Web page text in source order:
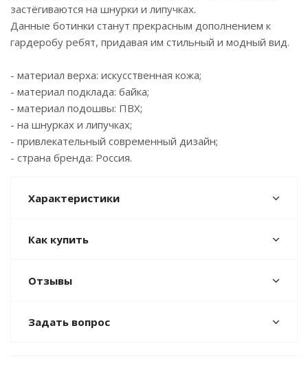
застёгиваются на шнурки и липучках.
Данные ботинки станут прекрасным дополнением к
гардеробу ребят, придавая им стильный и модный вид.
- материал верха: искусственная кожа;
- материал подклада: байка;
- материал подошвы: ПВХ;
- на шнурках и липучках;
- привлекательный современный дизайн;
- страна бренда: Россия.
Характеристики
Как купить
Отзывы
Задать вопрос